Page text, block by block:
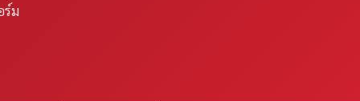
ร์ม